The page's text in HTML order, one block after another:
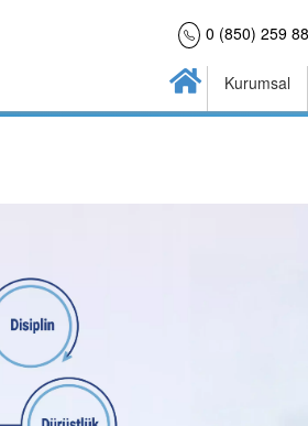
0 (850) 259
Kurumsal